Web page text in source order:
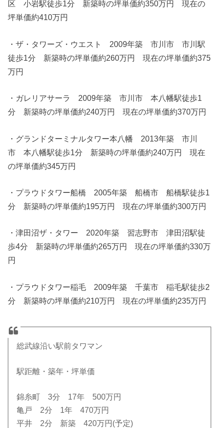
区 小岩駅徒歩1分 新築時の坪単価約350万円 現在の
坪単価約410万円
・ザ・タワーズ・ウエスト 2009年築 市川市 市川駅
徒歩1分 新築時の坪単価約260万円 現在の坪単価約375
万円
・ガレリアサーラ 2009年築 市川市 本八幡駅徒歩1
分 新築時の坪単価約240万円 現在の坪単価約370万円
・グランドターミナルタワー本八幡 2013年築 市川
市 本八幡駅徒歩1分 新築時の坪単価約240万円 現在
の坪単価約345万円
・プラウドタワー船橋 2005年築 船橋市 船橋駅徒歩1
分 新築時の坪単価約195万円 現在の坪単価約300万円
・津田沼ザ・タワー 2020年築 習志野市 津田沼駅徒
歩4分 新築時の坪単価約265万円 現在の坪単価約330万
円
・プラウドタワー稲毛 2009年築 千葉市 稲毛駅徒歩2
分 新築時の坪単価約210万円 現在の坪単価約235万円
総武線沿い駅前タワマン
駅距離・築年・坪単価
錦糸町 3分 17年 500万円
亀戸 2分 1年 470万円
平井 2分 新築 420万円(予定)